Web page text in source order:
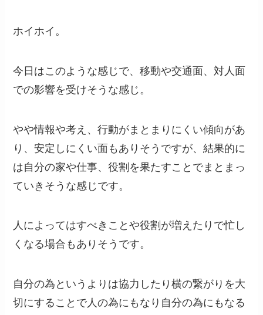
ホイホイ。
今日はこのような感じで、移動や交通面、対人面
での影響を受けそうな感じ。
やや情報や考え、行動がまとまりにくい傾向があ
り、安定しにくい面もありそうですが、結果的に
は自分の家や仕事、役割を果たすことでまとまっ
ていきそうな感じです。
人によってはすべきことや役割が増えたりで忙し
くなる場合もありそうです。
自分の為というよりは協力したり横の繋がりを大
切にすることで人の為にもなり自分の為にもなる